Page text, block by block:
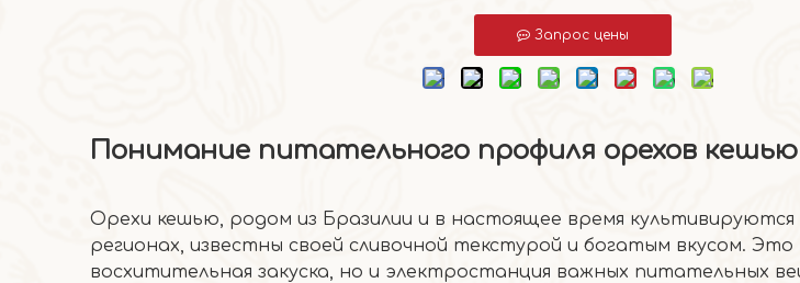
Запрос цены
Понимание питательного профиля орехов кешью
Орехи кешью, родом из Бразилии и в настоящее время культивируются
регионах, известны своей сливочной текстурой и богатым вкусом. Это
восхитительная закуска, но и электростанция важных питательных